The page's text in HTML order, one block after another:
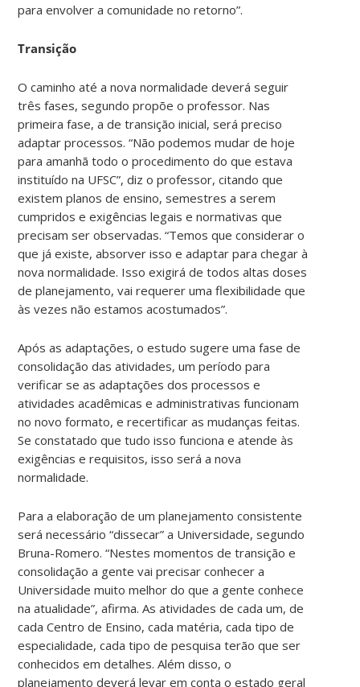
para envolver a comunidade no retorno”.
Transição
O caminho até a nova normalidade deverá seguir
três fases, segundo propõe o professor. Nas
primeira fase, a de transição inicial, será preciso
adaptar processos. “Não podemos mudar de hoje
para amanhã todo o procedimento do que estava
instituído na UFSC”, diz o professor, citando que
existem planos de ensino, semestres a serem
cumpridos e exigências legais e normativas que
precisam ser observadas. “Temos que considerar o
que já existe, absorver isso e adaptar para chegar à
nova normalidade. Isso exigirá de todos altas doses
de planejamento, vai requerer uma flexibilidade que
às vezes não estamos acostumados”.
Após as adaptações, o estudo sugere uma fase de
consolidação das atividades, um período para
verificar se as adaptações dos processos e
atividades acadêmicas e administrativas funcionam
no novo formato, e recertificar as mudanças feitas.
Se constatado que tudo isso funciona e atende às
exigências e requisitos, isso será a nova
normalidade.
Para a elaboração de um planejamento consistente
será necessário “dissecar” a Universidade, segundo
Bruna-Romero. “Nestes momentos de transição e
consolidação a gente vai precisar conhecer a
Universidade muito melhor do que a gente conhece
na atualidade”, afirma. As atividades de cada um, de
cada Centro de Ensino, cada matéria, cada tipo de
especialidade, cada tipo de pesquisa terão que ser
conhecidos em detalhes. Além disso, o
planejamento deverá levar em conta o estado geral